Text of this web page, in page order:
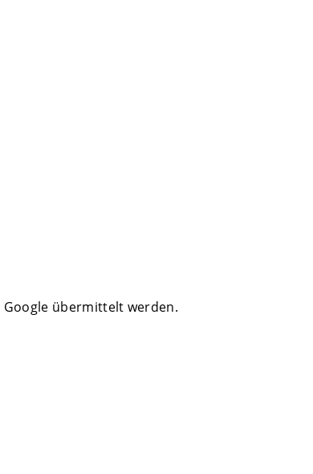
übermittelt werden.